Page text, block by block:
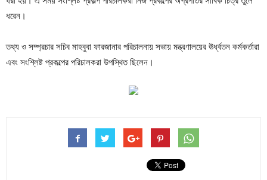
ধরেন।
তথ্য ও সম্প্রচার সচিব মাহবুবা ফারজানার পরিচালনায় সভায় মন্ত্রণালয়ের ঊর্ধ্বতন কর্মকর্তারা
এবং সংশ্লিষ্ট প্রকল্পের পরিচালকরা উপস্থিত ছিলেন।